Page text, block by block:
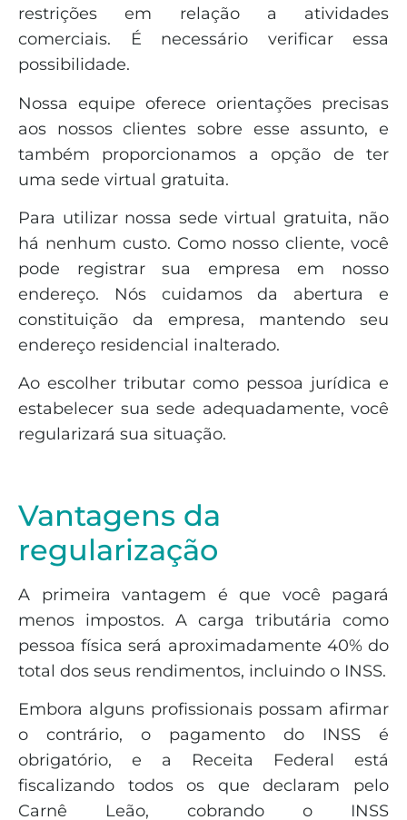
restrições em relação a atividades
comerciais. É necessário verificar essa
possibilidade.
Nossa equipe oferece orientações precisas
aos nossos clientes sobre esse assunto, e
também proporcionamos a opção de ter
uma sede virtual gratuita.
Para utilizar nossa sede virtual gratuita, não
há nenhum custo. Como nosso cliente, você
pode registrar sua empresa em nosso
endereço. Nós cuidamos da abertura e
constituição da empresa, mantendo seu
endereço residencial inalterado.
Ao escolher tributar como pessoa jurídica e
estabelecer sua sede adequadamente, você
regularizará sua situação.
Vantagens da
regularização
A primeira vantagem é que você pagará
menos impostos. A carga tributária como
pessoa física será aproximadamente 40% do
total dos seus rendimentos, incluindo o INSS.
Embora alguns profissionais possam afirmar
o contrário, o pagamento do INSS é
obrigatório, e a Receita Federal está
fiscalizando todos os que declaram pelo
Carnê Leão, cobrando o INSS